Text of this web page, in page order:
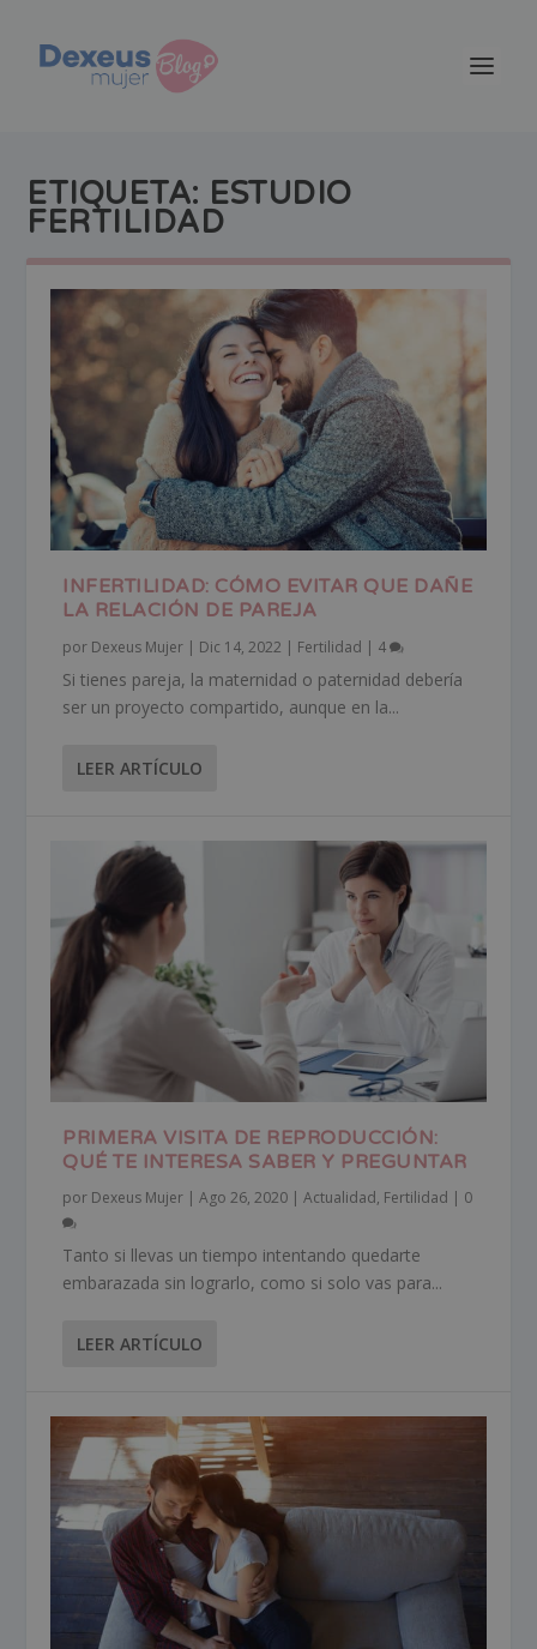
ETIQUETA: ESTUDIO
FERTILIDAD
INFERTILIDAD: CÓMO EVITAR QUE DAÑE
LA RELACIÓN DE PAREJA
por Dexeus Mujer | Dic 14, 2022 | Fertilidad | 4
Si tienes pareja, la maternidad o paternidad debería
ser un proyecto compartido, aunque en la...
LEER ARTÍCULO
PRIMERA VISITA DE REPRODUCCIÓN:
QUÉ TE INTERESA SABER Y PREGUNTAR
por Dexeus Mujer |Ago 26, 2020 |Actualidad, Fertilidad | 0
Tanto si llevas un tiempo intentando quedarte
embarazada sin lograrlo, como si solo vas para...
LEER ARTÍCULO